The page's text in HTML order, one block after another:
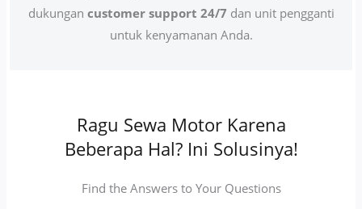
dukungan customer support 24/7 dan unit pengganti
untuk kenyamanan Anda.
Ragu Sewa Motor Karena
Beberapa Hal? Ini Solusinya!
Find the Answers to Your Questions